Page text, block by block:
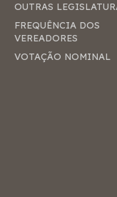
OUTRAS
FREQUÊNCIA DOS
VEREADORES
VOTAÇÃO NOMINAL